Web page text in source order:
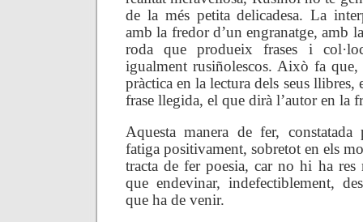
de la més petita delicadesa. La
amb la fredor d’un engranatge, amb
roda que produeix frases i
igualment rusiñolescos. Això fa que,
pràctica en la lectura dels seus llibres,
frase llegida, el que dirà l’autor en la
Aquesta manera de fer, constatada
fatiga positivament, sobretot en els
tracta de fer poesia, car no hi ha res
que endevinar, indefectiblement,
que ha de venir.